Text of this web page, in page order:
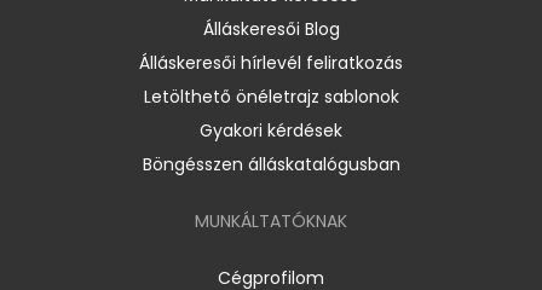
Álláskeresői Blog
Álláskeresői hírlevél feliratkozás
Letölthető önéletrajz sablonok
Gyakori kérdések
Böngésszen álláskatalógusban
MUNKÁLTATÓKNAK
Cégprofilom